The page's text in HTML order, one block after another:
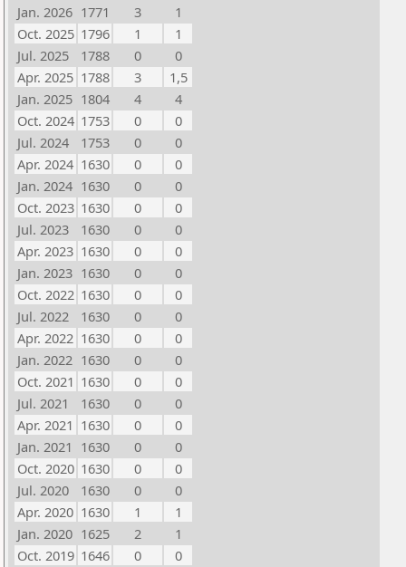
Jan. 2026 1771 3
1
Oct. 2025 1796 1
1
Jul. 2025
1788 0
0
Apr. 2025 1788 3
1,5
Jan. 2025 1804 4
4
Oct. 2024 1753 0
0
Jul. 2024
1753 0
0
Apr. 2024 1630 0
0
Jan. 2024 1630 0
0
Oct. 2023 1630 0
0
Jul. 2023
1630 0
0
Apr. 2023 1630 0
0
Jan. 2023 1630 0
0
Oct. 2022 1630 0
0
Jul. 2022
1630 0
0
Apr. 2022 1630 0
0
Jan. 2022 1630 0
0
Oct. 2021 1630 0
0
Jul. 2021
1630 0
0
Apr. 2021 1630 0
0
Jan. 2021 1630 0
0
Oct. 2020 1630 0
0
Jul. 2020
1630 0
0
Apr. 2020 1630 1
1
Jan. 2020 1625 2
1
Oct. 2019 1646 0
0